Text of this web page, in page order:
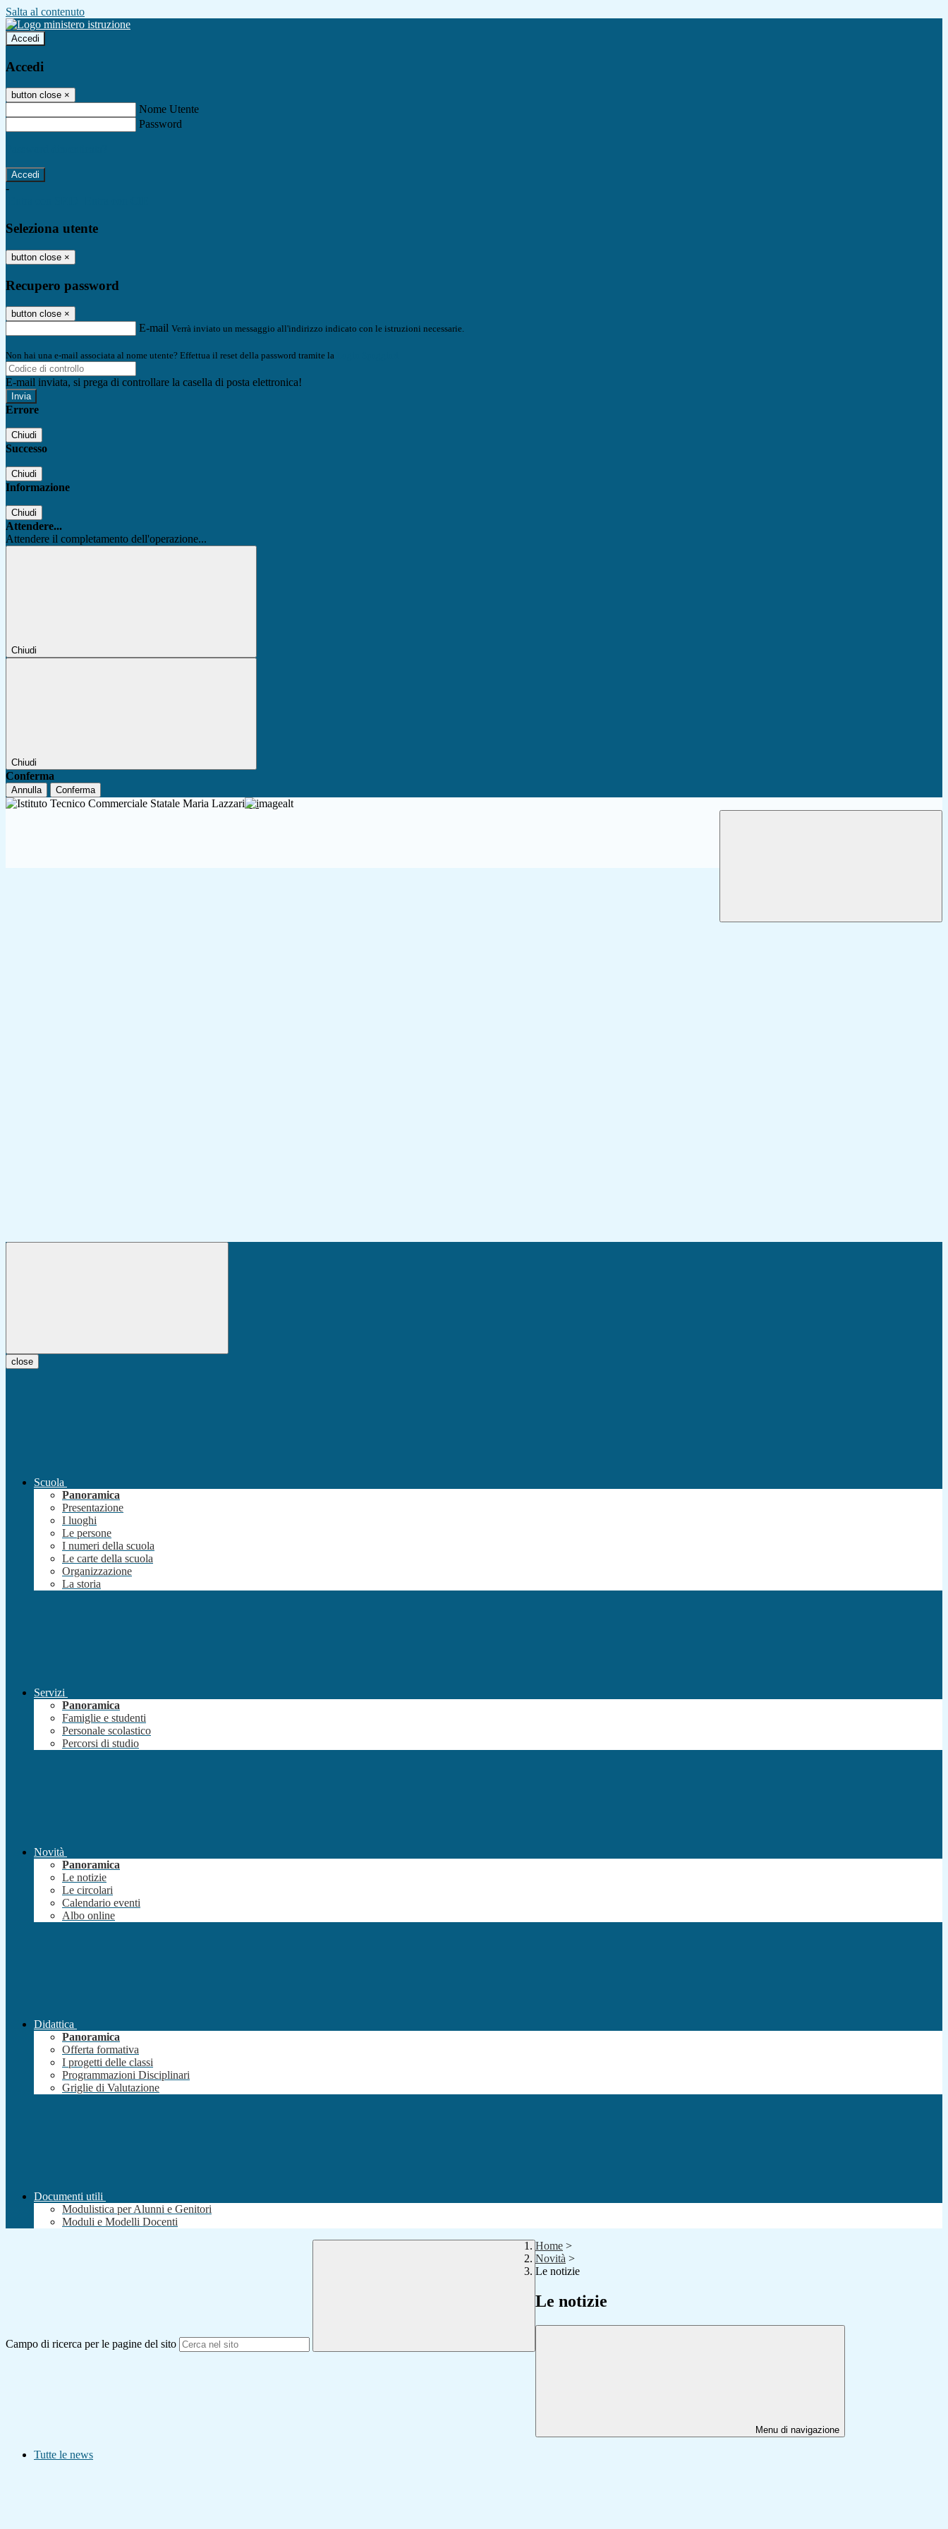
Salta al contenuto
Accedi
Accedi
button close ×
Nome Utente
Password
-
Seleziona utente
button close ×
Recupero password
button close ×
E-mail Verrà inviato un messaggio all'indirizzo indicato con le istruzioni necessarie.
Non hai una e-mail associata al nome utente? Effettua il reset della password tramite la
E-mail inviata, si prega di controllare la casella di posta elettronica!
Errore
Chiudi
Successo
Chiudi
Informazione
Chiudi
Attendere...
Attendere il completamento dell'operazione...
Chiudi
Chiudi
Conferma
Annulla Conferma
close
Scuola
Panoramica
Presentazione
I luoghi
Le persone
I numeri della scuola
Le carte della scuola
Organizzazione
La storia
Servizi
Panoramica
Famiglie e studenti
Personale scolastico
Percorsi di studio
Novità
Panoramica
Le notizie
Le circolari
Calendario eventi
Albo online
Didattica
Panoramica
Offerta formativa
I progetti delle classi
Programmazioni Disciplinari
Griglie di Valutazione
Documenti utili
Modulistica per Alunni e Genitori
Moduli e Modelli Docenti
Campo di ricerca per le pagine del sito
Home >
Novità >
Le notizie
Le notizie
Menu di navigazione
Tutte le news